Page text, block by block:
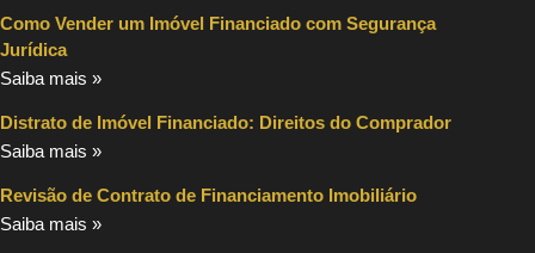
Como Vender um Imóvel Financiado com Segurança
Jurídica
Saiba mais »
Distrato de Imóvel Financiado: Direitos do Comprador
Saiba mais »
Revisão de Contrato de Financiamento Imobiliário
Saiba mais »